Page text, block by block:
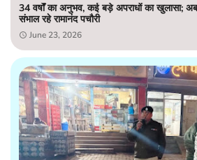
34 वर्षों का अनुभव, कई बड़े अपराधों का खुलासा;
संभाल रहे रामानंद पचौरी
June 23, 2026